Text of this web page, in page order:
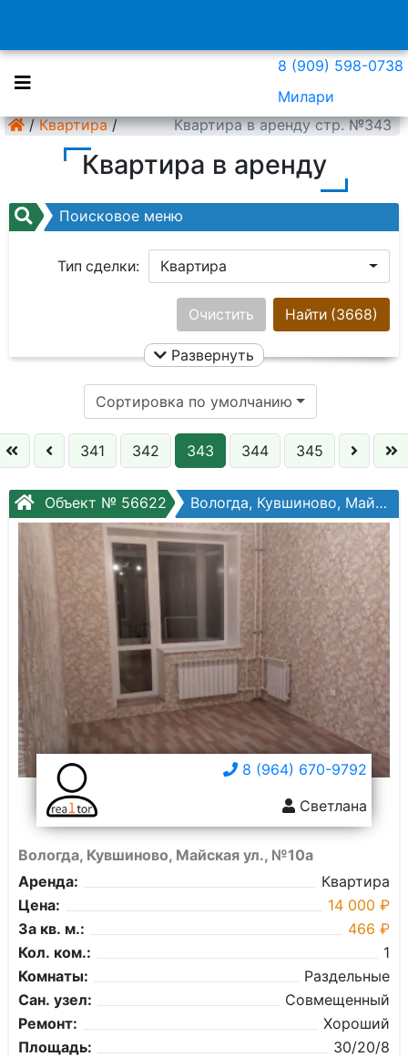
8 (909) 598-0738
Милари
/ Квартира / Квартира в аренду стр. №343
Квартира в аренду
Поисковое меню
Тип сделки: Квартира
Ничего не выбрано
Цена:
Кол. комнат:
Этаж:
Слово:
Найти (3668)
Очистить
Развернуть
Сортировка по умолчанию
341 342 343 344 345
Объект № 56622 Вологда, Кувшиново, Майская ул., №10а
8 (964) 670-9792
Светлана
Вологда, Кувшиново, Майская ул., №10а
Аренда:
Квартира
Цена:
14 000 ₽
За кв. м.:
466 ₽
Кол. ком.:
1
Комнаты:
Раздельные
Сан. узел:
Совмещенный
Ремонт:
Хороший
Площадь:
30/20/8